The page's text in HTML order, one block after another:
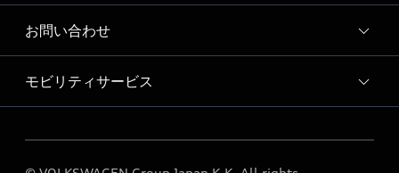
ショールーム紹介動画
Audi専用買取依頼フォーム
お問い合わせ
各種お問い合わせ
モビリティサービス
Audi GO（レンタカーサービス）